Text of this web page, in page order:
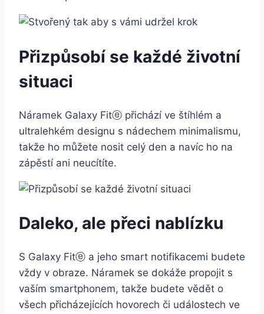
Přizpůsobí se každé životní
situaci
Náramek Galaxy Fitⓔ přichází ve štíhlém a
ultralehkém designu s nádechem minimalismu,
takže ho můžete nosit celý den a navíc ho na
zápěstí ani neucítíte.
Daleko, ale přeci nablízku
S Galaxy Fitⓔ a jeho smart notifikacemi budete
vždy v obraze. Náramek se dokáže propojit s
vaším smartphonem, takže budete vědět o
všech přicházejících hovorech či událostech ve